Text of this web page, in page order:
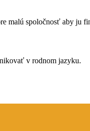
malú spoločnosť aby ju
v rodnom jazyku.